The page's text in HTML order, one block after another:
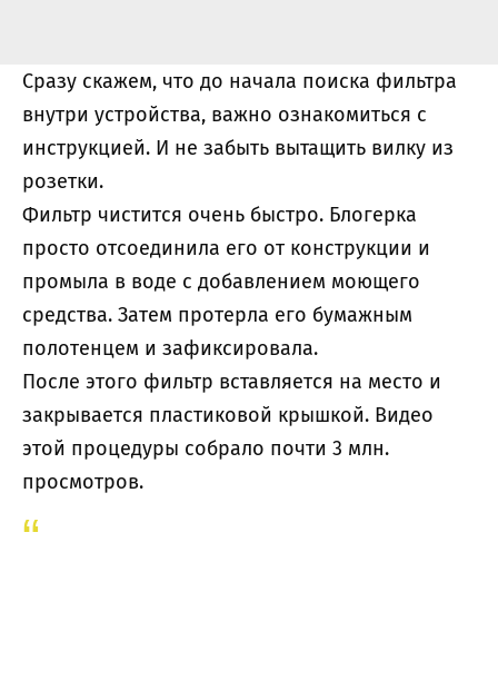
Сразу скажем, что до начала поиска фильтра
внутри устройства, важно ознакомиться с
инструкцией. И не забыть вытащить вилку из
розетки.
Фильтр чистится очень быстро. Блогерка
просто отсоединила его от конструкции и
промыла в воде с добавлением моющего
средства. Затем протерла его бумажным
полотенцем и зафиксировала.
После этого фильтр вставляется на место и
закрывается пластиковой крышкой. Видео
этой процедуры собрало почти 3 млн.
просмотров.